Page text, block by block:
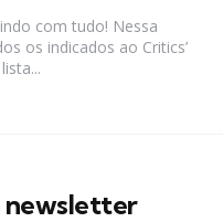
com tudo! Nessa
os indicados ao Critics’
newsletter